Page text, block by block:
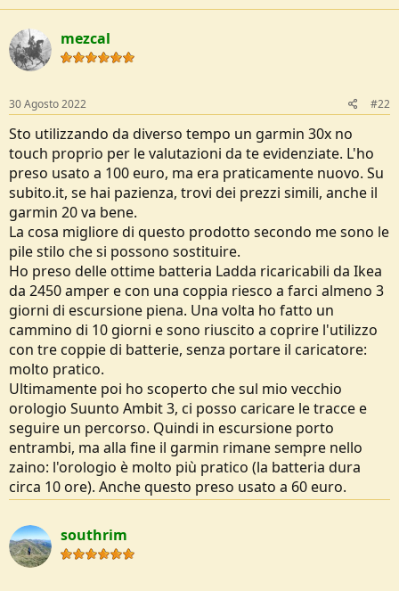
mezcal
30 Agosto 2022 #22
Sto utilizzando da diverso tempo un garmin 30x no
touch proprio per le valutazioni da te evidenziate. L'ho
preso usato a 100 euro, ma era praticamente nuovo. Su
subito.it, se hai pazienza, trovi dei prezzi simili, anche il
garmin 20 va bene.
La cosa migliore di questo prodotto secondo me sono le
pile stilo che si possono sostituire.
Ho preso delle ottime batteria Ladda ricaricabili da Ikea
da 2450 amper e con una coppia riesco a farci almeno 3
giorni di escursione piena. Una volta ho fatto un
cammino di 10 giorni e sono riuscito a coprire l'utilizzo
con tre coppie di batterie, senza portare il caricatore:
molto pratico.
Ultimamente poi ho scoperto che sul mio vecchio
orologio Suunto Ambit 3, ci posso caricare le tracce e
seguire un percorso. Quindi in escursione porto
entrambi, ma alla fine il garmin rimane sempre nello
zaino: l'orologio è molto più pratico (la batteria dura
circa 10 ore). Anche questo preso usato a 60 euro.
southrim